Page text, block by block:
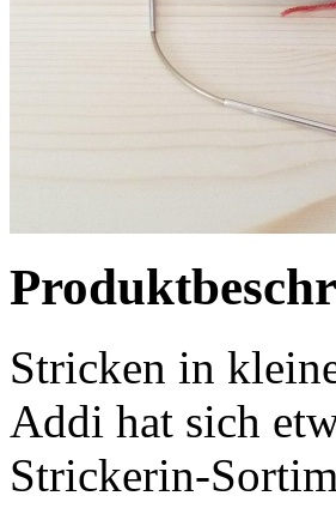
Stricken in
Addi hat sich
Strickerin-